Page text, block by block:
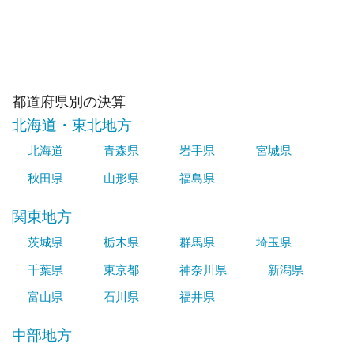
都道府県別の決算
北海道・東北地方
北海道 青森県 岩手県
宮城県
秋田県
山形県 福島県
関東地方
茨城県 栃木県 群馬県
埼玉県
千葉県
東京都 神奈川県
新潟県
富山県
石川県 福井県
中部地方